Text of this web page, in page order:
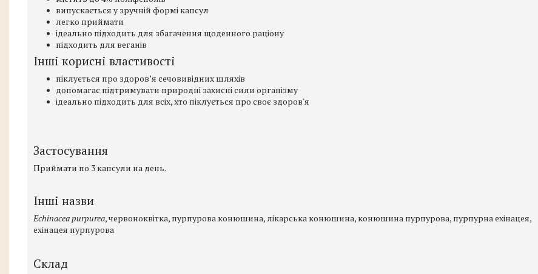
випускається у зручній формі капсул
легко приймати
ідеально підходить для збагачення щоденного раціону
підходить для веганів
Інші корисні властивості
піклується про здоровʼя сечовивідних шляхів
допомагає підтримувати природні захисні сили організму
ідеально підходить для всіх, хто піклується про своє здоров'я
Застосування
Приймати по 3 капсули на день.
Інші назви
Echinacea purpurea, червоноквітка, пурпурова конюшина, лікарська конюшина, конюшина пурпурова, пурпурна ехінацея,
ехінацея пурпурова
Склад